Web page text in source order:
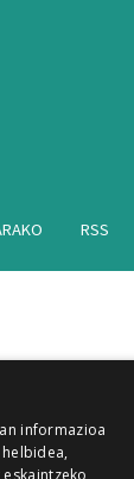
RSS
informazioa